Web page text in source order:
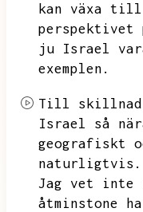
kan växa
perspektivet
ju Israel
exemplen.
Till skillnad
Israel så
geografiskt
naturligtvis.
Jag vet inte
åtminstone